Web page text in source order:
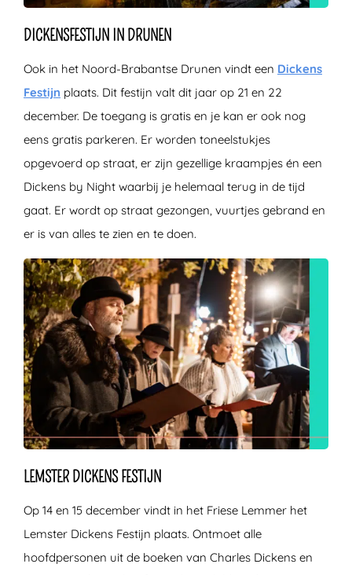
DICKENSFESTIJN IN DRUNEN
Ook in het Noord-Brabantse Drunen vindt een Dickens
Festijn plaats. Dit festijn valt dit jaar op 21 en 22
december. De toegang is gratis en je kan er ook nog
eens gratis parkeren. Er worden toneelstukjes
opgevoerd op straat, er zijn gezellige kraampjes én een
Dickens by Night waarbij je helemaal terug in de tijd
gaat. Er wordt op straat gezongen, vuurtjes gebrand en
er is van alles te zien en te doen.
LEMSTER DICKENS FESTIJN
Op 14 en 15 december vindt in het Friese Lemmer het
Lemster Dickens Festijn plaats. Ontmoet alle
hoofdpersonen uit de boeken van Charles Dickens en